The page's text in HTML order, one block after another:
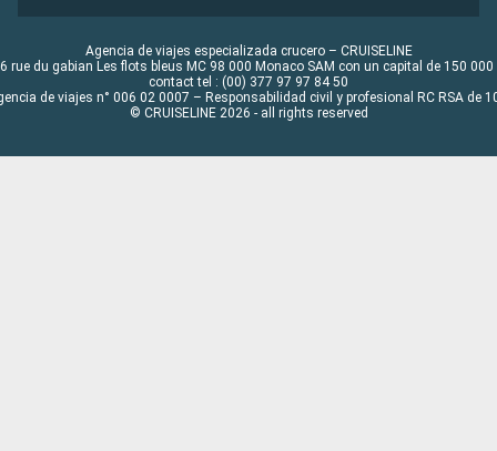
Agencia de viajes especializada crucero – CRUISELINE
rue du gabian Les flots bleus MC 98 000 Monaco SAM con un capital de 150 000
contact tel : (00) 377 97 97 84 50
de viajes n° 006 02 0007 – Responsabilidad civil y profesional RC RSA de
© CRUISELINE 2026 - all rights reserved